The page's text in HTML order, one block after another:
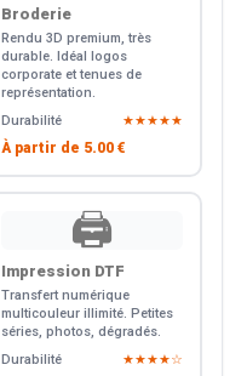
Broderie
Rendu 3D premium, très
durable. Idéal logos
corporate et tenues de
représentation.
Durabilité
★★★★★
À partir de 5.00 €
🖨️
Impression DTF
Transfert numérique
multicouleur illimité. Petites
séries, photos, dégradés.
Durabilité
★★★★☆